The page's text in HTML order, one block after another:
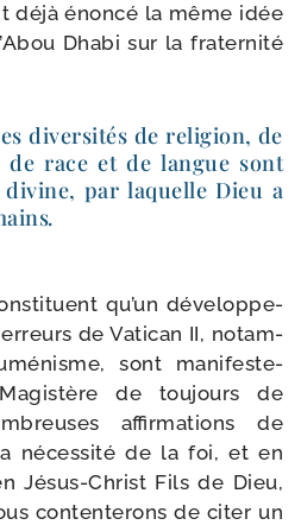
déjà énon­cé la même idée
Dhabi sur la fra­ter­ni­té
diver­si­tés de reli­gion, de
de race et de langue sont
divine, par laquelle Dieu a
.
qu’un déve­lop­pe­
de Vatican II, notam­
sont mani­fes­te­
de tou­jours de
affir­ma­tions de
néces­si­té de la foi, et en
Jésus-​Christ Fils de Dieu,
conten­te­rons de citer un